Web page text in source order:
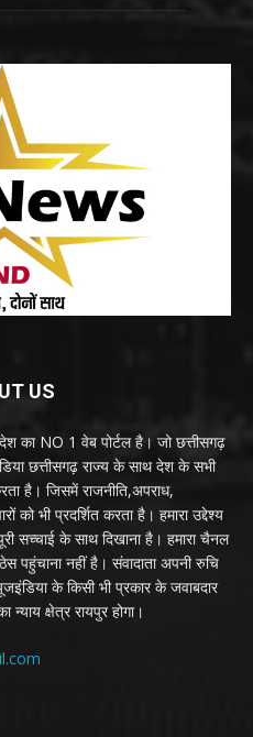
US
का NO 1 वेब पोर्टल है। जो छत्तीसगढ़
छत्तीसगढ़ राज्य के साथ देश के सभी
है। जिसमें राजनीति,अपराध,
भी प्रदर्शित करता है। हमारा उद्देश्य
सच्चाई के साथ दिखाना है। हमारा चैनल
पहुंचाना नहीं है। संवादाता अपनी रुचि
के किसी भी प्रकार के जवाबदार
क्षेत्र रायपुर होगा।